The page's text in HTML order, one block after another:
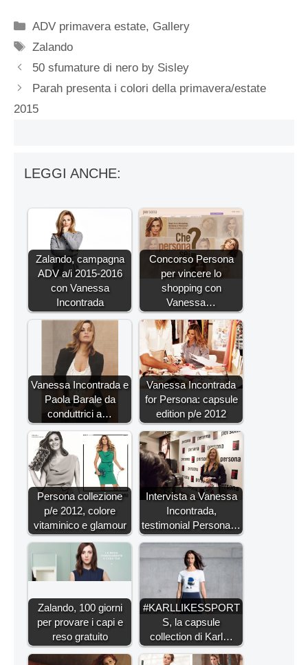
Categorie
ADV primavera estate, Gallery
Tag
Zalando
50 sfumature di nero by Sisley
Parah presenta i colori della primavera/estate
2015
LEGGI ANCHE:
Zalando, campagna
ADV a/i 2015-2016
con Vanessa
Incontrada
Concorso Persona
per vincere lo
shopping con
Vanessa…
Vanessa Incontrada e
Paola Barale da
conduttrici a…
Vanessa Incontrada
for Persona: capsule
edition p/e 2012
Persona collezione
p/e 2012, colore
vitaminico e glamour
Intervista a Vanessa
Incontrada,
testimonial Persona…
Zalando, 100 giorni
per provare i capi e
reso gratuito
#KARLLIKESSPORT
S, la capsule
collection di Karl…